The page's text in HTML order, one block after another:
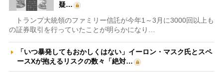
疑…
トランプ大統領のファミリー信託が今年1～3月に3000回以上も
の証券取引を行っていたことが明らかになり…
「いつ暴発してもおかしくはない」イーロン・マスク氏とスペ
ースXが抱えるリスクの数々「絶対…